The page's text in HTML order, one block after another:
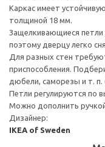
Каркас имеет
толщиной 18 мм.
Защелкивающиеся петли
поэтому дверцу легко
Для разных стен
приспособления.
дюбели, саморезы и т. п.
Петли регулируются по
Можно дополнить
Дизайнер:
IKEA of Sweden